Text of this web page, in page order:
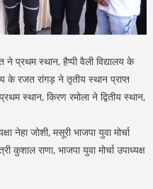
प्रथम स्थान, हैप्पी वैली विद्यालय के
के रजत रांगड़ ने तृतीय स्थान प्राप्त
स्थान, किरण रमोला ने द्वितीय स्थान,
नेहा जोशी, मसूरी भाजपा युवा मोर्चा
कुशाल राणा, भाजपा युवा मोर्चा उपाध्यक्ष